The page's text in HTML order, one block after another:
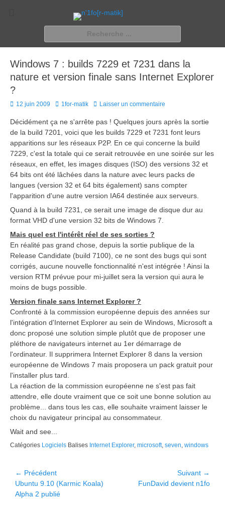
n'1fo[r-matik]
Pour les nymphos d'infos en info…
Windows 7 : builds 7229 et 7231 dans la
nature et version finale sans Internet Explorer
?
Posted
12 juin 2009 Author
1for-matik Laisser un commentaire
Décidément ça ne s'arrête pas ! Quelques jours après la sortie
de la build 7201, voici que les builds 7229 et 7231 font leurs
apparitions sur les réseaux P2P. En ce qui concerne la build
7229, c'est la totale qui ce serait retrouvée en une soirée sur les
réseaux, en effet, les images disques (ISO) des versions 32 et
64 bits ont été lâchées dans la nature avec leurs packs de
langues (version 32 et 64 bits également) sans compter
l'apparition d'une autre version IA64 destinée aux serveurs.
Quand à la build 7231, ce serait une image de disque dur au
format VHD d'une version 32 bits de Windows 7.
Mais quel est l'intérêt réel de ses sorties ?
En réalité pas grand chose, depuis la sortie publique de la
Release Candidate (build 7100), ce ne sont des bugs qui sont
corrigés, aucune nouvelle fonctionnalité n'est intégrée ! Ainsi la
version RTM prévue pour mi-juillet sera la version qui aura le
moins de bugs possible.
Version finale sans Internet Explorer ?
Confronté à la commission européenne depuis des années sur
l'intégration d'Internet Explorer au sein de Windows, Microsoft a
donc proposé une solution simple plutôt que de proposer une
pléthore de navigateurs internet au 1er démarrage de
l'ordinateur. Il supprimera Internet Explorer 8 dans la version
européenne de Windows 7 mais proposera un pack gratuit pour
l'installer plus tard.
La réaction de la commission européenne ne s'est pas fait
attendre, elle doute vraiment que ce soit une bonne solution au
problème... dans tous les cas, elle souhaite vraiment laisser le
choix du navigateur principal au consommateur.
Wait and see...
Catégories Logiciels Balises Internet Explorer, microsoft, seven, windows
Navigation
de
l’article
← Précédent
Article
précédent :
Ubuntu 9.10 (Karmic Koala)
Alpha 2 publié
Suivant →
FunDavid devient n1fo